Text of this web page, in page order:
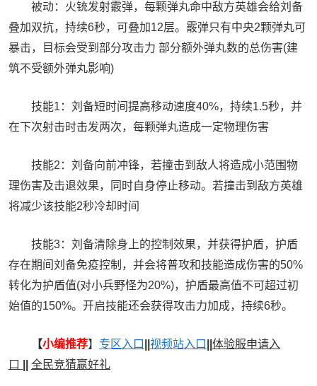
被动：火铳发射霰弹，每颗弹丸命中敌方英雄会给刘备
叠加双抗，持续6秒，可叠加12层。霰弹只有中央2颗弹丸可
暴击，目标会受到部分攻击力 部分额外弹丸数的总伤害(建
筑不受额外弹丸影响)
技能1：刘备短时间提高移动速度40%，持续1.5秒，并
在下次射击时击发两次，每颗弹丸造成一定物理伤害
技能2：刘备向前冲锋，若撞击到敌人将造成小范围物
理伤害及击退效果，同时自身停止移动。若撞击到敌方英雄
将减少该技能2秒冷却时间
技能3：刘备清除身上的控制效果，并获得护盾，护盾
存在期间刘备免疫控制，并会将普攻和技能造成伤害的50%
转化为护盾值(对小兵野怪为20%)，护盾最高值不可超过初
始值的150%。开启技能还会获得攻击力加成，持续6秒。
【小编推荐】 专区入口 视频站入口
体验服申请入
口
全民竞猜赢好礼